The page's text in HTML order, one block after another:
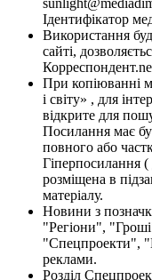
Ідентифікатор
Використання
сайті,
При копіюванні
і світу» , для
відкрите для
Посилання має
повного або
Гіперпосилання
розміщена в
матеріалу.
Новини з
"Регіони",
"Спецпроекти",
реклами.
Розділ